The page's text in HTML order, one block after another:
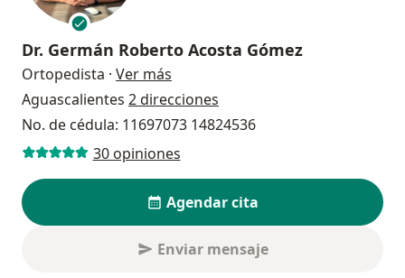
Dr. Germán Roberto Acosta Gómez
Ortopedista · Ver más
Aguascalientes 2 direcciones
No. de cédula: 11697073 14824536
30 opiniones
Agendar cita
Enviar mensaje